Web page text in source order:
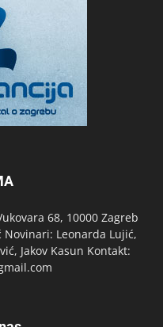
68, 10000 Zagreb
Leonarda Lujić,
Jakov Kasun Kontakt: